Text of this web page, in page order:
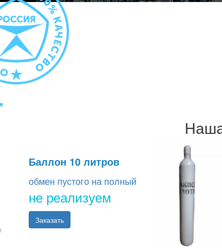
Баллон 10 литров
обмен пустого на полный
не реализуем
Заказать